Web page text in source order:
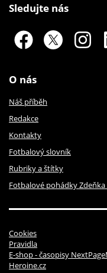
Sledujte nás
O nás
Náš příběh
Redakce
Kontakty
Fotbalový slovník
Rubriky a štítky
Fotbalové pohádky
Cookies
Pravidla
E-shop - časopisy
Heroine.cz